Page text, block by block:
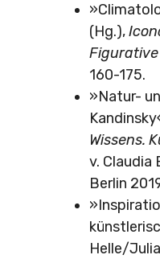
(Hg.),
160-175.
»Natur-
Wissens.
v.
Berlin
Helle/